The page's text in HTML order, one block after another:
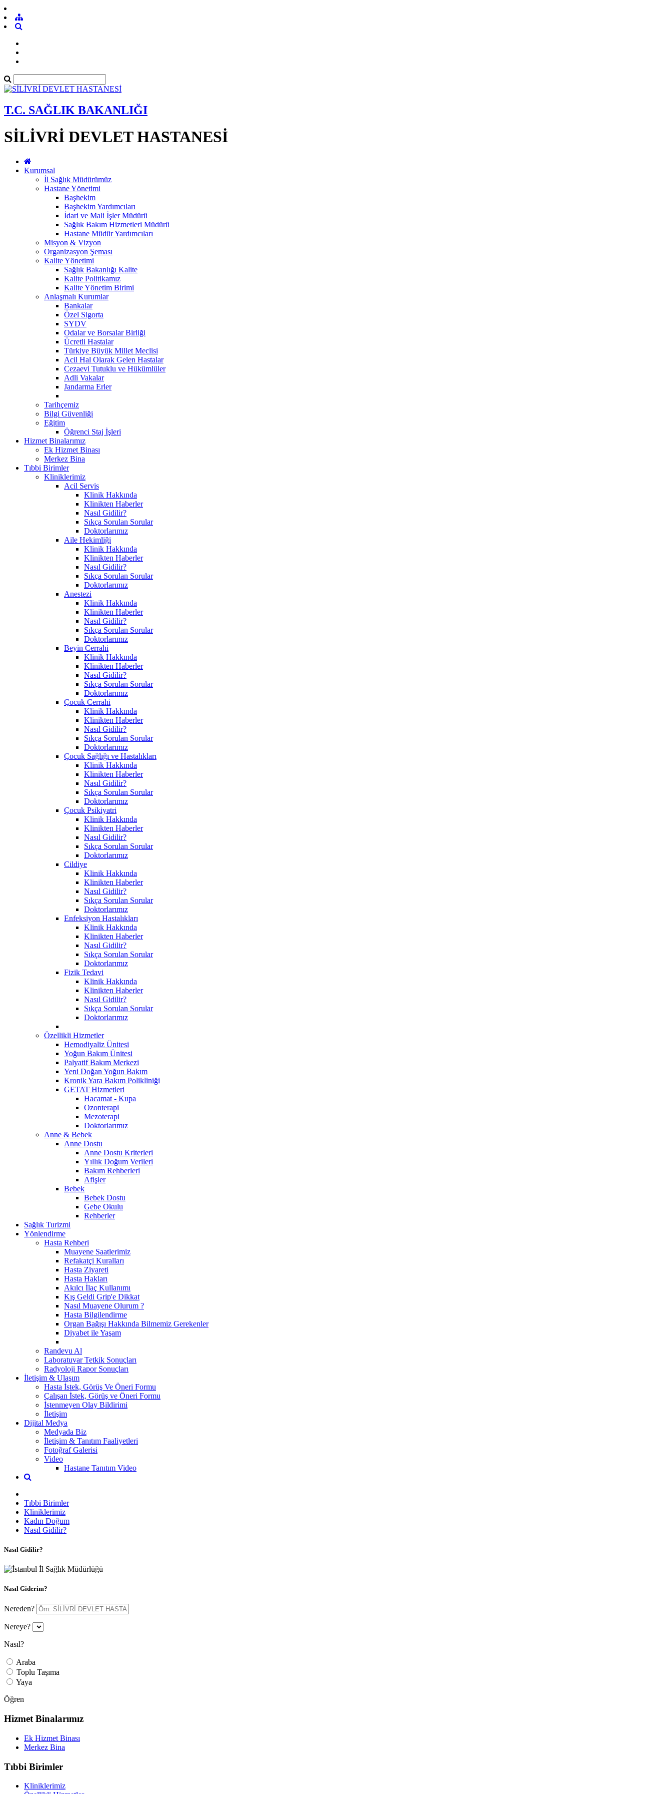
T.C. SAĞLIK BAKANLIĞI
SİLİVRİ DEVLET HASTANESİ
Kurumsal
İl Sağlık Müdürümüz
Hastane Yönetimi
Başhekim
Başhekim Yardımcıları
İdari ve Mali İşler Müdürü
Sağlık Bakım Hizmetleri Müdürü
Hastane Müdür Yardımcıları
Misyon & Vizyon
Organizasyon Şeması
Kalite Yönetimi
Sağlık Bakanlığı Kalite
Kalite Politikamız
Kalite Yönetim Birimi
Anlaşmalı Kurumlar
Bankalar
Özel Sigorta
SYDV
Odalar ve Borsalar Birliği
Ücretli Hastalar
Türkiye Büyük Millet Meclisi
Acil Hal Olarak Gelen Hastalar
Cezaevi Tutuklu ve Hükümlüler
Adli Vakalar
Jandarma Erler
Tarihçemiz
Bilgi Güvenliği
Eğitim
Öğrenci Staj İşleri
Hizmet Binalarımız
Ek Hizmet Binası
Merkez Bina
Tıbbi Birimler
Kliniklerimiz
Acil Servis
Klinik Hakkında
Klinikten Haberler
Nasıl Gidilir?
Sıkça Sorulan Sorular
Doktorlarımız
Aile Hekimliği
Klinik Hakkında
Klinikten Haberler
Nasıl Gidilir?
Sıkça Sorulan Sorular
Doktorlarımız
Anestezi
Klinik Hakkında
Klinikten Haberler
Nasıl Gidilir?
Sıkça Sorulan Sorular
Doktorlarımız
Beyin Cerrahi
Klinik Hakkında
Klinikten Haberler
Nasıl Gidilir?
Sıkça Sorulan Sorular
Doktorlarımız
Çocuk Cerrahi
Klinik Hakkında
Klinikten Haberler
Nasıl Gidilir?
Sıkça Sorulan Sorular
Doktorlarımız
Çocuk Sağlığı ve Hastalıkları
Klinik Hakkında
Klinikten Haberler
Nasıl Gidilir?
Sıkça Sorulan Sorular
Doktorlarımız
Çocuk Psikiyatri
Klinik Hakkında
Klinikten Haberler
Nasıl Gidilir?
Sıkça Sorulan Sorular
Doktorlarımız
Cildiye
Klinik Hakkında
Klinikten Haberler
Nasıl Gidilir?
Sıkça Sorulan Sorular
Doktorlarımız
Enfeksiyon Hastalıkları
Klinik Hakkında
Klinikten Haberler
Nasıl Gidilir?
Sıkça Sorulan Sorular
Doktorlarımız
Fizik Tedavi
Klinik Hakkında
Klinikten Haberler
Nasıl Gidilir?
Sıkça Sorulan Sorular
Doktorlarımız
Özellikli Hizmetler
Hemodiyaliz Ünitesi
Yoğun Bakım Ünitesi
Palyatif Bakım Merkezi
Yeni Doğan Yoğun Bakım
Kronik Yara Bakım Polikliniği
GETAT Hizmetleri
Hacamat - Kupa
Ozonterapi
Mezoterapi
Doktorlarımız
Anne & Bebek
Anne Dostu
Anne Dostu Kriterleri
Yıllık Doğum Verileri
Bakım Rehberleri
Afişler
Bebek
Bebek Dostu
Gebe Okulu
Rehberler
Sağlık Turizmi
Yönlendirme
Hasta Rehberi
Muayene Saatlerimiz
Refakatçi Kuralları
Hasta Ziyareti
Hasta Hakları
Akılcı İlaç Kullanımı
Kış Geldi Grip'e Dikkat
Nasıl Muayene Olurum ?
Hasta Bilgilendirme
Organ Bağışı Hakkında Bilmemiz Gerekenler
Diyabet ile Yaşam
Randevu Al
Laboratuvar Tetkik Sonuçları
Radyoloji Rapor Sonuçları
İletişim & Ulaşım
Hasta İstek, Görüş Ve Öneri Formu
Çalışan İstek, Görüş ve Öneri Formu
İstenmeyen Olay Bildirimi
İletişim
Dijital Medya
Medyada Biz
İletişim & Tanıtım Faaliyetleri
Fotoğraf Galerisi
Video
Hastane Tanıtım Video
Tıbbi Birimler
Kliniklerimiz
Kadın Doğum
Nasıl Gidilir?
Nasıl Gidilir?
Nasıl Giderim?
Nereden?
Nereye?
Nasıl?
Araba
Toplu Taşıma
Yaya
Öğren
Hizmet Binalarımız
Ek Hizmet Binası
Merkez Bina
Tıbbi Birimler
Kliniklerimiz